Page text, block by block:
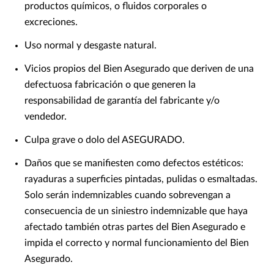
productos químicos, o fluidos corporales o
excreciones.
Uso normal y desgaste natural.
Vicios propios del Bien Asegurado que deriven de una
defectuosa fabricación o que generen la
responsabilidad de garantía del fabricante y/o
vendedor.
Culpa grave o dolo del ASEGURADO.
Daños que se manifiesten como defectos estéticos:
rayaduras a superficies pintadas, pulidas o esmaltadas.
Solo serán indemnizables cuando sobrevengan a
consecuencia de un siniestro indemnizable que haya
afectado también otras partes del Bien Asegurado e
impida el correcto y normal funcionamiento del Bien
Asegurado.